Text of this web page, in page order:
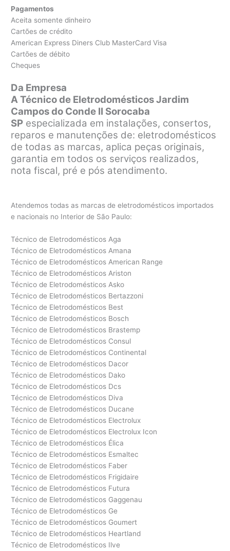
Pagamentos
Aceita somente dinheiro
Cartões de crédito
American Express Diners Club MasterCard Visa
Cartões de débito
Cheques
Da Empresa
A Técnico de Eletrodomésticos Jardim
Campos do Conde II Sorocaba
SP especializada em instalações, consertos,
reparos e manutenções de: eletrodomésticos
de todas as marcas, aplica peças originais,
garantia em todos os serviços realizados,
nota fiscal, pré e pós atendimento.
Atendemos todas as marcas de eletrodomésticos importados
e nacionais no Interior de São Paulo:
Técnico de Eletrodomésticos Aga
Técnico de Eletrodomésticos Amana
Técnico de Eletrodomésticos American Range
Técnico de Eletrodomésticos Ariston
Técnico de Eletrodomésticos Asko
Técnico de Eletrodomésticos Bertazzoni
Técnico de Eletrodomésticos Best
Técnico de Eletrodomésticos Bosch
Técnico de Eletrodomésticos Brastemp
Técnico de Eletrodomésticos Consul
Técnico de Eletrodomésticos Continental
Técnico de Eletrodomésticos Dacor
Técnico de Eletrodomésticos Dako
Técnico de Eletrodomésticos Dcs
Técnico de Eletrodomésticos Diva
Técnico de Eletrodomésticos Ducane
Técnico de Eletrodomésticos Electrolux
Técnico de Eletrodomésticos Electrolux Icon
Técnico de Eletrodomésticos Élica
Técnico de Eletrodomésticos Esmaltec
Técnico de Eletrodomésticos Faber
Técnico de Eletrodomésticos Frigidaire
Técnico de Eletrodomésticos Futura
Técnico de Eletrodomésticos Gaggenau
Técnico de Eletrodomésticos Ge
Técnico de Eletrodomésticos Goumert
Técnico de Eletrodomésticos Heartland
Técnico de Eletrodomésticos Ilve